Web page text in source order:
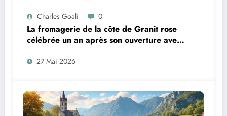
Charles Goali 0
La fromagerie de la côte de Granit rose
célébrée un an après son ouverture avec
une entrée dans le guide prestigieux
27 Mai 2026